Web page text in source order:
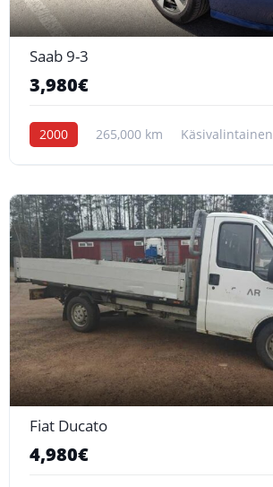
Saab 9-3
3,980€
2000 265,000 km Käsivalintainen
Fiat Ducato
4,980€